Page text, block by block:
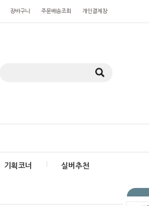
장바구니 주문배송조회 개인결제창
기획코너 실버추천